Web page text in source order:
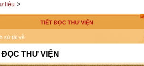
liệu >
TIẾT ĐỌC THƯ VIỆN
sử tải về
ĐỌC THƯ VIỆN